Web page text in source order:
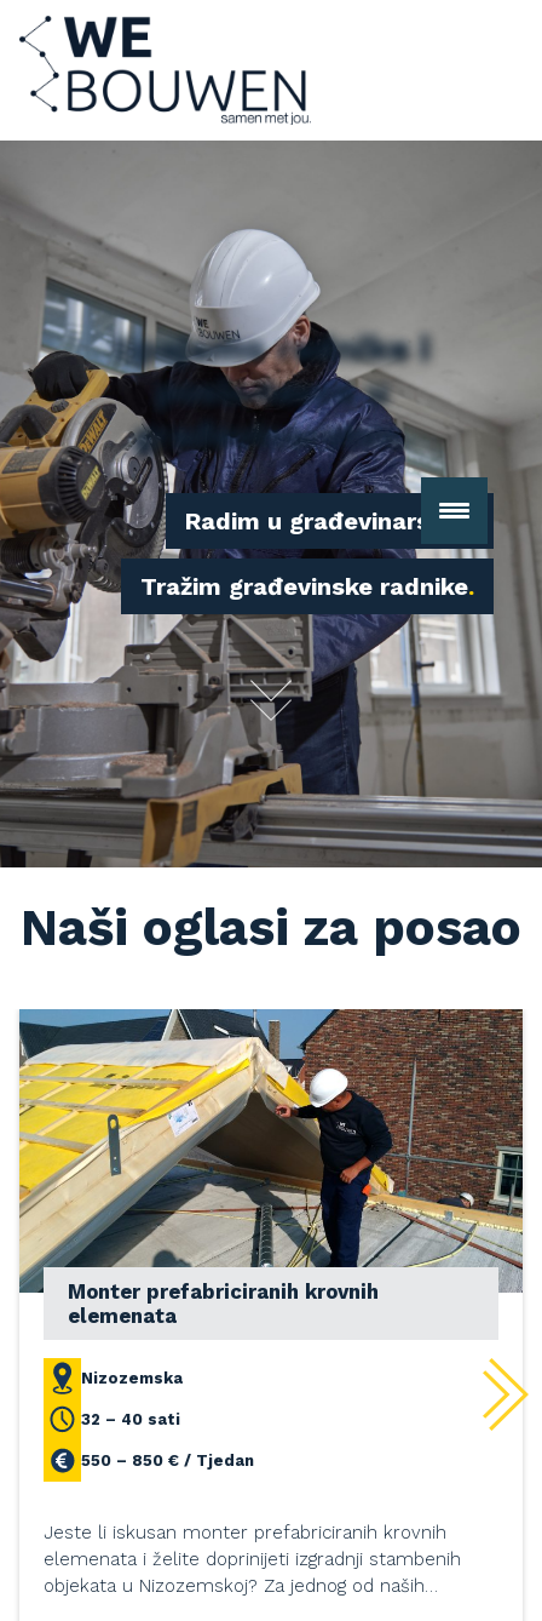
Spajamo radnike i
poslodavce u
građevinarstvu.
Radim u građevinarstvu
Tražim građevinske radnike
Naši oglasi za posao
Monter prefabriciranih krovnih
elemenata
Nizozemska
32 – 40 sati
550 – 850 € / Tjedan
Jeste li iskusan monter prefabriciranih krovnih
elemenata i želite doprinijeti izgradnji stambenih
objekata u Nizozemskoj? Za jednog od naših…